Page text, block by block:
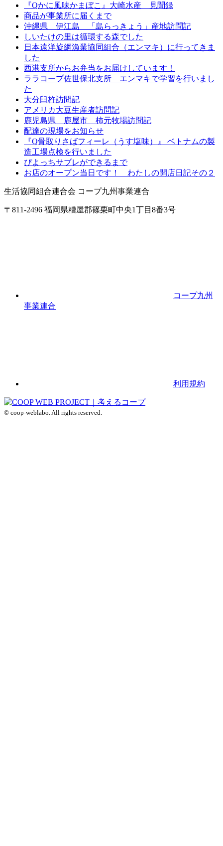
『Qかに風味かまぼこ』大崎水産 見聞録
商品が事業所に届くまで
沖縄県 伊江島 「島らっきょう」産地訪問記
しいたけの里は循環する森でした
日本遠洋旋網漁業協同組合（エンマキ）に行ってきま
した
西港支所からお弁当をお届けしています！
ララコープ佐世保北支所 エンマキで学習を行いまし
た
大分臼杵訪問記
アメリカ大豆生産者訪問記
鹿児島県 鹿屋市 柿元牧場訪問記
配達の現場をお知らせ
『Q骨取りさばフィーレ（うす塩味）』 ベトナムの製
造工場点検を行いました
ぴよっちサブレができるまで
お店のオープン当日です！ わたしの開店日記その２
生活協同組合連合会 コープ九州事業連合
〒811-2496 福岡県糟屋郡篠栗町中央1丁目8番3号
コープ九州
事業連合
利用規約
© coop-weblabo. All rights reserved.